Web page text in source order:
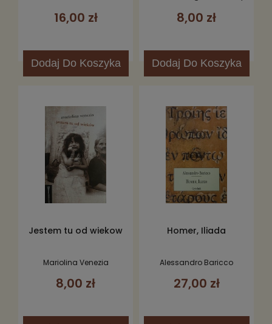
16,00 zł
Dodaj Do Koszyka
8,00 zł
Dodaj Do Koszyka
Jestem tu od wiekow
Mariolina Venezia
8,00 zł
Homer, Iliada
Alessandro Baricco
27,00 zł